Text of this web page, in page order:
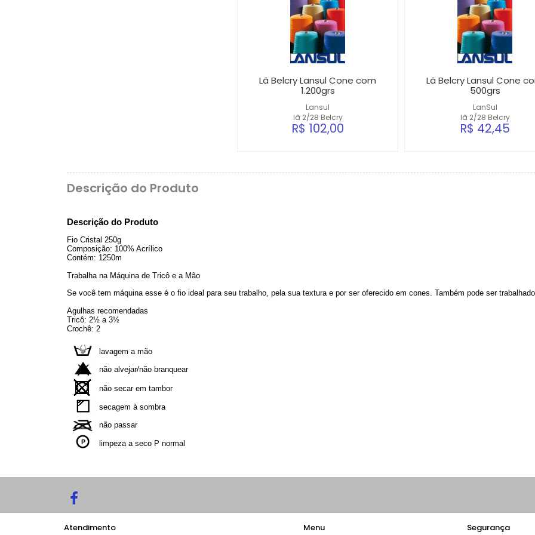
Lansul
lã 2/28 Belcry
Lã Belcry Lansul Cone com
1.200grs
R$ 102,00
LanSul
lã 2/28 Belcry
Lã Belcry Lansul Cone
500grs
R$ 42,45
Descrição do Produto
Descrição do Produto
Fio Cristal 250g
Composição: 100% Acrílico
Contém: 1250m
Trabalha na Máquina de Tricô e a Mão
Se você tem máquina esse é o fio ideal para seu trabalho, pela sua textura e por ser oferecido em cones. Também pode ser
Agulhas recomendadas
Tricô: 2½ a 3½
Crochê: 2
lavagem a mão
não alvejar/não branquear
não secar em tambor
secagem à sombra
não passar
limpeza a seco P normal
Atendimento Menu Segurança